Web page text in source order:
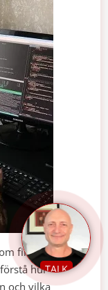
finans och
hur
och vilka
TALK